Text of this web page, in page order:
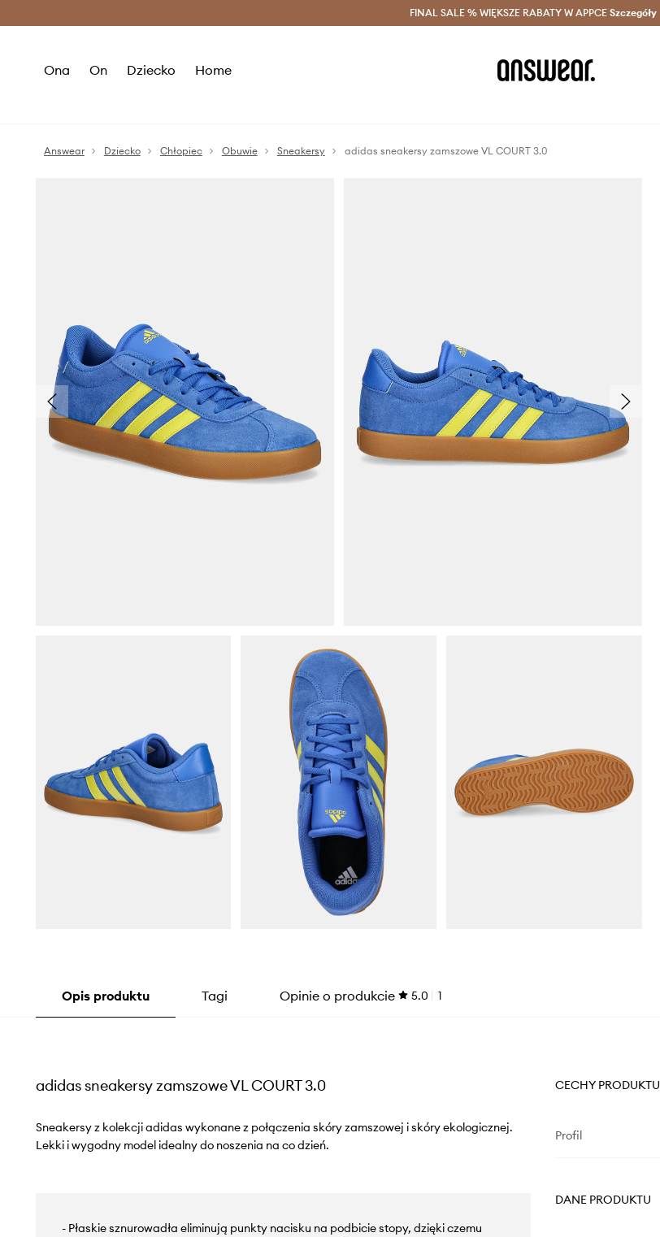
Oszczędzaj z Answear Club > Dostawa nawet w 24h >
FINAL SALE % WIĘKSZE RABATY W APPCE Szczegóły
Ona On Dziecko Home
Answear Dziecko Chłopiec Obuwie Sneakersy adidas sneakersy zamszowe VL COURT 3.0
Opis produktu Tagi Opinie o produkcie 5.0 1
adidas sneakersy zamszowe VL COURT 3.0
Sneakersy z kolekcji adidas wykonane z połączenia skóry zamszowej i skóry ekologicznej.
Lekki i wygodny model idealny do noszenia na co dzień.
- Płaskie sznurowadła eliminują punkty nacisku na podbicie stopy, dzięki czemu
CECHY PRODUKTU
Profil
DANE PRODUKTU